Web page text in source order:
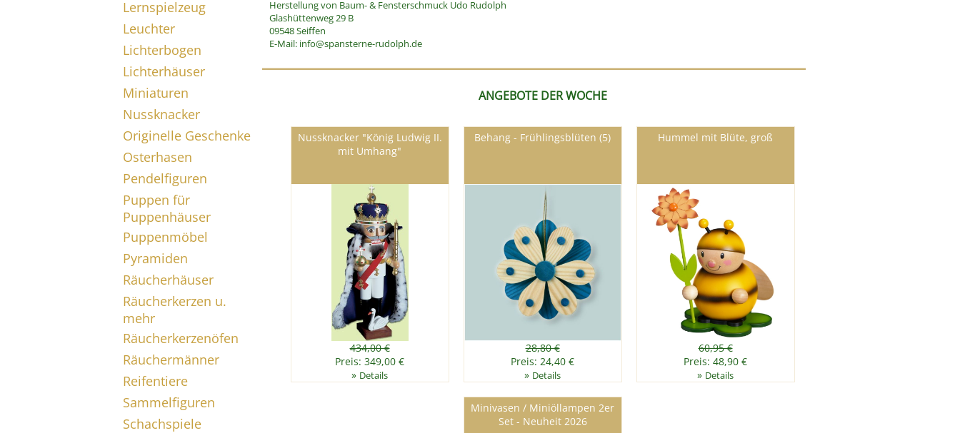
Lernspielzeug
Leuchter
Lichterbogen
Lichterhäuser
Miniaturen
Nussknacker
Originelle Geschenke
Osterhasen
Pendelfiguren
Puppen für
Puppenhäuser
Puppenmöbel
Pyramiden
Räucherhäuser
Räucherkerzen u.
mehr
Räucherkerzenöfen
Räuchermänner
Reifentiere
Sammelfiguren
Schachspiele
Herstellung von Baum- & Fensterschmuck Udo Rudolph
Glashüttenweg 29 B
09548 Seiffen
E-Mail: info@spansterne-rudolph.de
ANGEBOTE DER WOCHE
Nussknacker "König Ludwig II.
mit Umhang"
434,00 €
Preis: 349,00 €
» Details
Behang - Frühlingsblüten (5)
28,80 €
Preis: 24,40 €
» Details
Hummel mit Blüte, groß
60,95 €
Preis: 48,90 €
» Details
Minivasen / Miniöllampen 2er
Set - Neuheit 2026